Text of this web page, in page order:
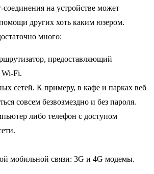
соединения на устройстве может
помощи других хоть каким юзером.
много:
предоставляющий
Wi-Fi.
сетей. К примеру, в кафе и парках веб
совсем безвозмездно и без пароля.
либо телефон с доступом
мобильной связи: 3G и 4G модемы.